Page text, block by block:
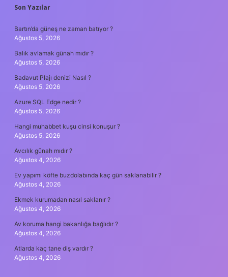
SIDEBAR
Son Yazılar
Bartın’da güneş ne zaman batıyor ?
Ağustos 5, 2026
Balık avlamak günah mıdır ?
Ağustos 5, 2026
Badavut Plajı denizi Nasıl ?
Ağustos 5, 2026
Azure SQL Edge nedir ?
Ağustos 5, 2026
Hangi muhabbet kuşu cinsi konuşur ?
Ağustos 5, 2026
Avcılık günah mıdır ?
Ağustos 4, 2026
Ev yapımı köfte buzdolabında kaç gün saklanabilir ?
Ağustos 4, 2026
Ekmek kurumadan nasıl saklanır ?
Ağustos 4, 2026
Av koruma hangi bakanlığa bağlıdır ?
Ağustos 4, 2026
Atlarda kaç tane diş vardır ?
Ağustos 4, 2026